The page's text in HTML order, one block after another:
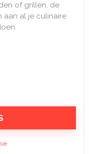
of grillen, de
aan al je culinaire